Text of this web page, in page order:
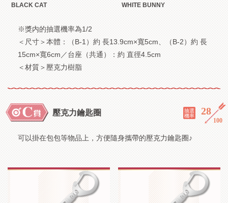
BLACK CAT
WHITE BUNNY
※獎内的抽選機率為1/2
＜尺寸＞本體：（B-1）約 長13.9cm×寬5cm、（B-2）約 長
15cm×寬6cm／台座（共通）：約 直徑4.5cm
＜材質＞壓克力樹脂
壓克力鑰匙圈
抽選
機率
28
／ 100
可以掛在包包等物品上，方便隨身攜帶的壓克力鑰匙圈♪